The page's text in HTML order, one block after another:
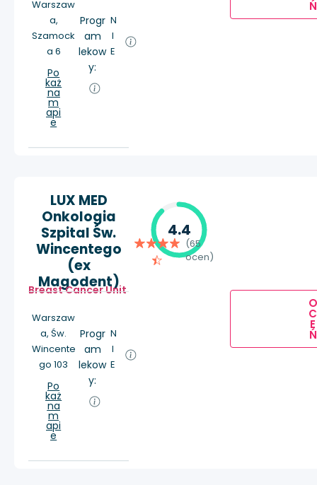
Warszaw
a,
Szamock
a 6
Po
każ
na
m
api
e
Progr
am
lekow
y:
N
I
E
Ń
LUX MED
Onkologia
Szpital Św.
Wincentego
(ex
Magodent)
Breast Cancer Unit
Warszaw
a, Św.
Wincente
go 103
Po
każ
na
m
api
e
Progr
am
lekow
y:
N
I
E
4.4
(65
ocen)
O
C
E
Ń